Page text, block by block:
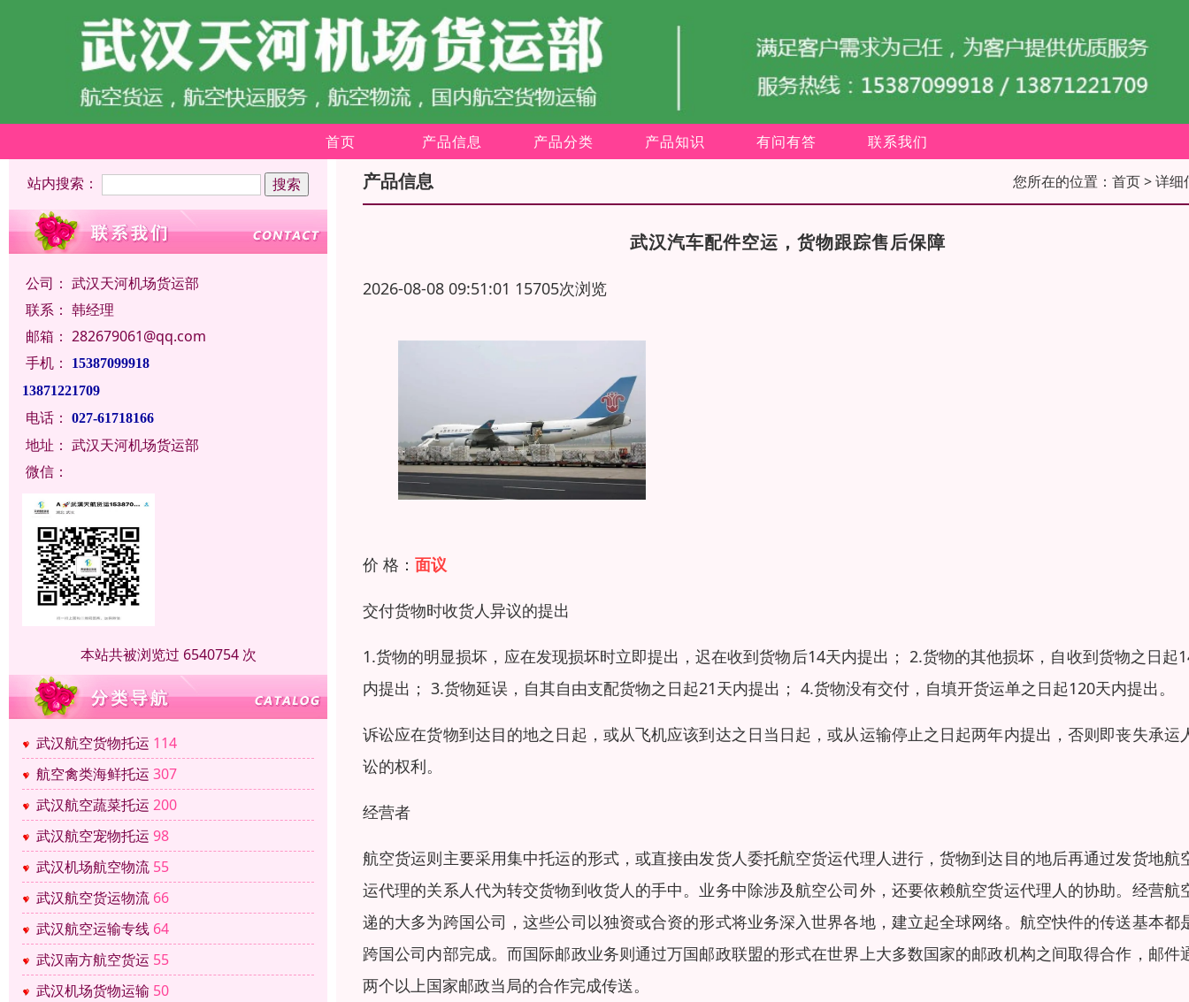
首页 产品信息 产品分类 产品知识 有问有答 联系我们
站内搜索：
公司： 武汉天河机场货运部
联系： 韩经理
邮箱： 282679061@qq.com
手机：
15387099918
13871221709
电话： 027-61718166
地址： 武汉天河机场货运部
微信：
本站共被浏览过 6540754 次
武汉航空货物托运 114
航空禽类海鲜托运 307
武汉航空蔬菜托运 200
武汉航空宠物托运 98
武汉机场航空物流 55
武汉航空货运物流 66
武汉航空运输专线 64
武汉南方航空货运 55
武汉机场货物运输 50
产品信息 您所在的位置： 首页> 详细
武汉汽车配件空运，货物跟踪售后保障
2026-08-08 09:51:01 15705次浏览
价 格： 面议
交付货物时收货人异议的提出
1.货物的明显损坏，应在发现损坏时立即提出，迟在收到货物后14天内提出； 2.货物的其他损坏，自收到货物之日起
内提出； 3.货物延误，自其自由支配货物之日起21天内提出； 4.货物没有交付，自填开货运单之日起120天内提出。
诉讼应在货物到达目的地之日起，或从飞机应该到达之日当日起，或从运输停止之日起两年内提出，否则即丧失承运
讼的权利。
经营者
航空货运则主要采用集中托运的形式，或直接由发货人委托航空货运代理人进行，货物到达目的地后再通过发货地航
运代理的关系人代为转交货物到收货人的手中。业务中除涉及航空公司外，还要依赖航空货运代理人的协助。经营航
递的大多为跨国公司，这些公司以独资或合资的形式将业务深入世界各地，建立起全球网络。航空快件的传送基本都
跨国公司内部完成。而国际邮政业务则通过万国邮政联盟的形式在世界上大多数国家的邮政机构之间取得合作，邮件
两个以上国家邮政当局的合作完成传送。